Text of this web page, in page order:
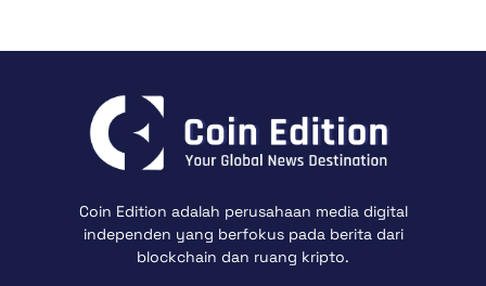
Coin Edition adalah perusahaan media digital
independen yang berfokus pada berita dari
blockchain dan ruang kripto.